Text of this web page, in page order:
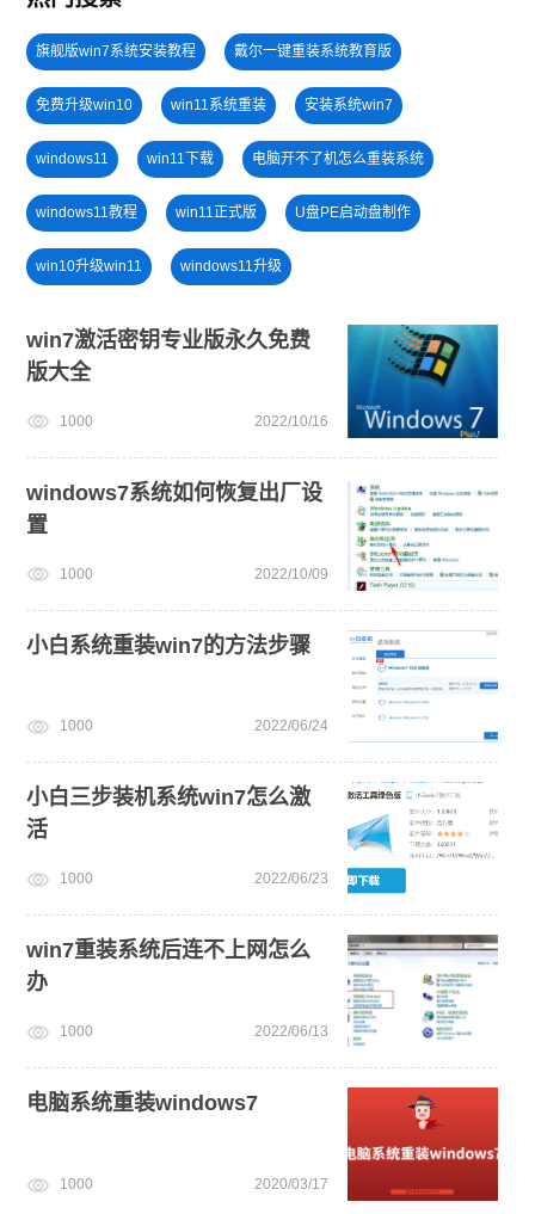
旗舰版win7系统安装教程 戴尔一键重装系统教育版
免费升级win10 win11系统重装 安装系统win7
windows11 win11下载 电脑开不了机怎么重装系统
windows11教程 win11正式版 U盘PE启动盘制作
win10升级win11 windows11升级
小白一键重装系统win10教程
win11怎么退回win10 win11系统下载 win11最低硬件要求
win7激活密钥专业版永久免费
版大全
1000 2022/10/16
windows7系统如何恢复出厂设
置
1000 2022/10/09
小白系统重装win7的方法步骤
1000 2022/06/24
小白三步装机系统win7怎么激
活
1000 2022/06/23
win7重装系统后连不上网怎么
办
1000 2022/06/13
电脑系统重装windows7
1000 2020/03/17